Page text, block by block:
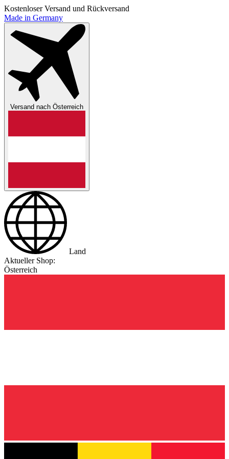
Kostenloser Versand und Rückversand
Made in Germany
Versand nach Österreich
Land
Aktueller Shop:
Österreich